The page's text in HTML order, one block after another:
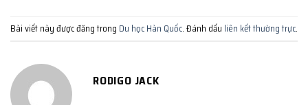
Bài viết này được đăng trong Du học Hàn Quốc. Đánh dấu liên kết thường trực.
RODIGO JACK